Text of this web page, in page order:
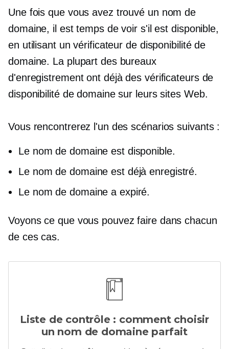
Une fois que vous avez trouvé un nom de
domaine, il est temps de voir s'il est disponible,
en utilisant un vérificateur de disponibilité de
domaine. La plupart des bureaux
d'enregistrement ont déjà des vérificateurs de
disponibilité de domaine sur leurs sites Web.
Vous rencontrerez l'un des scénarios suivants :
Le nom de domaine est disponible.
Le nom de domaine est déjà enregistré.
Le nom de domaine a expiré.
Voyons ce que vous pouvez faire dans chacun
de ces cas.
Liste de contrôle : comment choisir
un nom de domaine parfait